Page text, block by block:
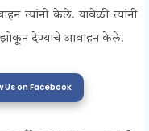
त्यांनी केले. यावेळी त्यांनी
झोकून देण्याचे आवाहन केले.
Us on Facebook